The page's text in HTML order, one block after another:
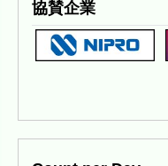
協賛企業